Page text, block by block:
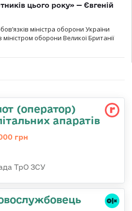
цього року» — Євгеній
міністра оборони України
міністром оборони Великої Британії
(оператор)
апаратів
грн
ТрО ЗСУ